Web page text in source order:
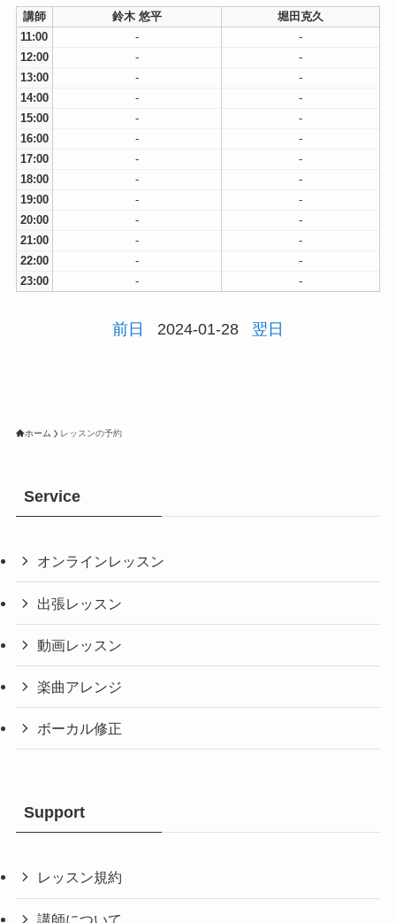
講師 鈴木 悠平
堀田克久
11:00
-
-
12:00
-
-
13:00
-
-
14:00
-
-
15:00
-
-
16:00
-
-
17:00
-
-
18:00
-
-
19:00
-
-
20:00
-
-
21:00
-
-
22:00
-
-
23:00
- -
前日 2024-01-28 翌日
ホーム レッスンの予約
Service
オンラインレッスン
出張レッスン
動画レッスン
楽曲アレンジ
ボーカル修正
Support
レッスン規約
講師について